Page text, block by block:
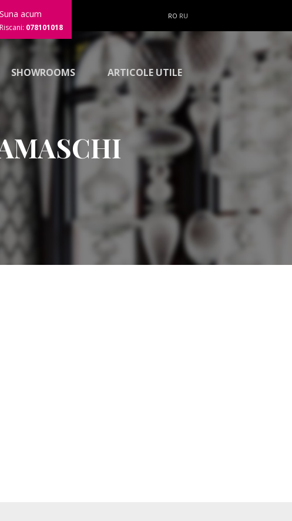
Suna acum
Riscani: 078101018
RO RU
SHOWROOMS ARTICOLE UTILE